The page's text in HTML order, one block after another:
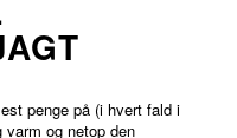
penge på (i hvert fald i
varm og netop den